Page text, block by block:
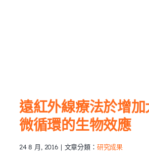
遠紅外線療法於增
微循環的生物效應
24 8 月, 2016 | 文章分類： 研究成果